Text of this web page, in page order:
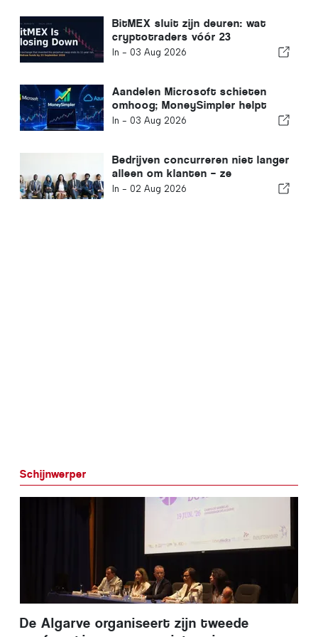
BitMEX sluit zijn deuren: wat
cryptotraders vóór 23
september moeten doen
In - 03 Aug 2026
Aandelen Microsoft schieten
omhoog; MoneySimpler helpt
beleggers passief inkomen op te
In - 03 Aug 2026
Bedrijven concurreren niet langer
alleen om klanten – ze
concurreren om talent
In - 02 Aug 2026
Schijnwerper
De Algarve organiseert zijn tweede